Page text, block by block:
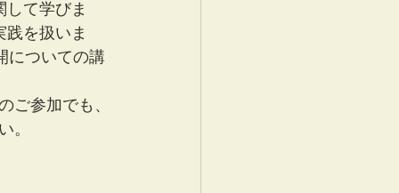
て学びま
を扱いま
についての講
ご参加でも、
。